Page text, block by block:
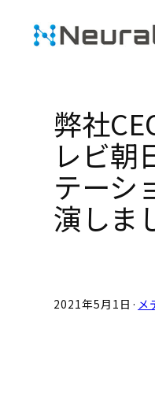
弊社
レビ朝
テーシ
演しま
2021年5月1日 · メ